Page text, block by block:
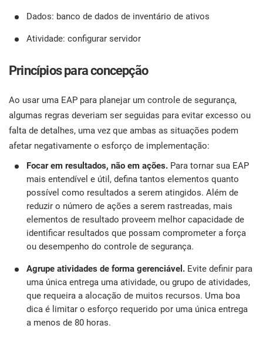
Dados: banco de dados de inventário de ativos
Atividade: configurar servidor
Princípios para concepção
Ao usar uma EAP para planejar um controle de segurança,
algumas regras deveriam ser seguidas para evitar excesso ou
falta de detalhes, uma vez que ambas as situações podem
afetar negativamente o esforço de implementação:
Focar em resultados, não em ações. Para tornar sua EAP
mais entendível e útil, defina tantos elementos quanto
possível como resultados a serem atingidos. Além de
reduzir o número de ações a serem rastreadas, mais
elementos de resultado proveem melhor capacidade de
identificar resultados que possam comprometer a força
ou desempenho do controle de segurança.
Agrupe atividades de forma gerenciável. Evite definir para
uma única entrega uma atividade, ou grupo de atividades,
que requeira a alocação de muitos recursos. Uma boa
dica é limitar o esforço requerido por uma única entrega
a menos de 80 horas.